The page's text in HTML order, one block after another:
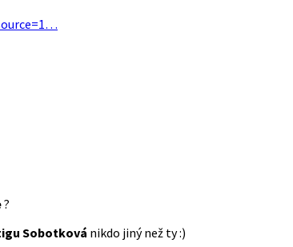
?
Sobotková nikdo jiný než ty :)